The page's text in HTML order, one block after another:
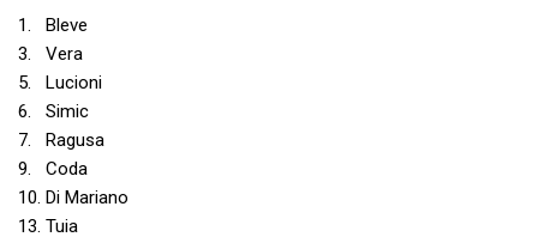
1. Bleve
3. Vera
5. Lucioni
6. Simic
7. Ragusa
9. Coda
10. Di Mariano
13. Tuia